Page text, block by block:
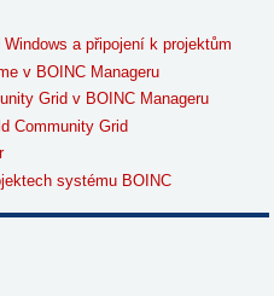
a připojení k projektům
v BOINC Manageru
Grid v BOINC Manageru
Community Grid
systému BOINC